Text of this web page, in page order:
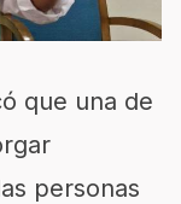
que una de
personas